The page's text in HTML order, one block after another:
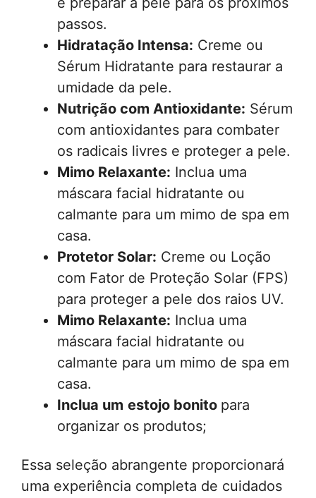
passos.
Hidratação Intensa: Creme ou
Sérum Hidratante para restaurar a
umidade da pele.
Nutrição com Antioxidante: Sérum
com antioxidantes para combater
os radicais livres e proteger a pele.
Mimo Relaxante: Inclua uma
máscara facial hidratante ou
calmante para um mimo de spa em
casa.
Protetor Solar: Creme ou Loção
com Fator de Proteção Solar (FPS)
para proteger a pele dos raios UV.
Mimo Relaxante: Inclua uma
máscara facial hidratante ou
calmante para um mimo de spa em
casa.
Inclua um estojo bonito para
organizar os produtos;
Essa seleção abrangente proporcionará
uma experiência completa de cuidados